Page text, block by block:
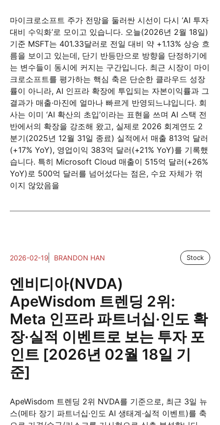
마이크로소프트 주가 전망을 둘러싼 시선이 다시 ‘AI 투자
대비 수익화’로 모이고 있습니다. 오늘(2026년 2월 18일)
기준 MSFT는 401.33달러로 전일 대비 약 +1.13% 상승 흐
름을 보이고 있는데, 단기 반등만으로 방향을 단정하기에
는 변수들이 동시에 커지는 구간입니다. 최근 시장이 마이
크로소프트를 평가하는 핵심 축은 단순한 클라우드 성장
률이 아니라, AI 인프라 확장에 투입되는 자본이익률과 그
결과가 매출·마진에 얼마나 빠르게 반영되느냐입니다. 회
사는 이미 ‘AI 확산의 초입’이라는 표현을 쓰며 AI 스택 전
반에서의 확장을 강조해 왔고, 실제로 2026 회계연도 2
분기(2025년 12월 31일 종료) 실적에서 매출 813억 달러
(+17% YoY), 영업이익 383억 달러(+21% YoY)를 기록했
습니다. 특히 Microsoft Cloud 매출이 515억 달러(+26%
YoY)로 500억 달러를 넘어섰다는 점은, 수요 자체가 꺾
이지 않았음을
2026-02-19 BRANDON HAN Stock
엔비디아(NVDA)
ApeWisdom 트렌딩 2위:
Meta 인프라 파트너십·인도 확
장·실적 이벤트로 보는 투자 포
인트 [2026년 02월 18일 기
준]
ApeWisdom 트렌딩 2위 NVDA를 기준으로, 최근 3일 뉴
스(메타 장기 파트너십·인도 AI 생태계·실적 이벤트)를 축